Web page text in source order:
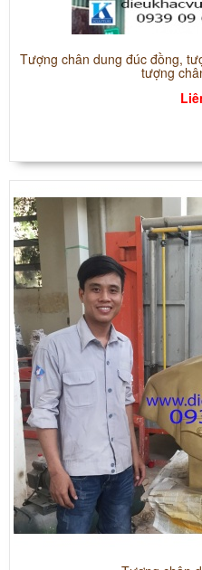
Tượng chân dung đúc đồng,
tượng